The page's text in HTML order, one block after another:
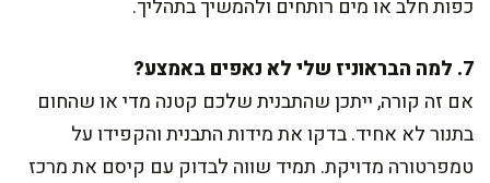
כפות חלב או מים רותחים ולהמשיך בתהליך.
7. למה הבראוניז שלי לא נאפים באמצע?
אם זה קורה, ייתכן שהתבנית שלכם קטנה מדי או שהחום
בתנור לא אחיד. בדקו את מידות התבנית והקפידו על
טמפרטורה מדויקת. תמיד שווה לבדוק עם קיסם את מרכז